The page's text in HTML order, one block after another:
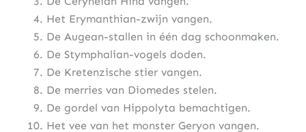
Het Erymanthian-zwijn vangen.
De Augean-stallen in één dag schoonmaken.
De Stymphalian-vogels doden.
De Kretenzische stier vangen.
De merries van Diomedes stelen.
De gordel van Hippolyta bemachtigen.
Het vee van het monster Geryon vangen.